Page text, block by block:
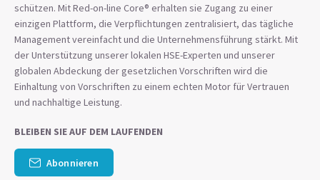
schützen. Mit Red-on-line Core® erhalten sie Zugang zu einer
einzigen Plattform, die Verpflichtungen zentralisiert, das tägliche
Management vereinfacht und die Unternehmensführung stärkt. Mit
der Unterstützung unserer lokalen HSE-Experten und unserer
globalen Abdeckung der gesetzlichen Vorschriften wird die
Einhaltung von Vorschriften zu einem echten Motor für Vertrauen
und nachhaltige Leistung.
BLEIBEN SIE AUF DEM LAUFENDEN
Abonnieren